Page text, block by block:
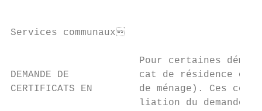
Services communaux
Pour certaines
DEMANDE DE            cat de résidence
CERTIFICATS EN        de ménage). Ces
liation du